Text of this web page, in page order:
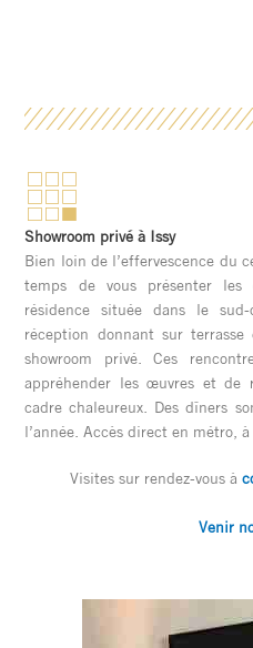
Showroom privé à Issy
Bien loin de l’effervescence du
temps de vous présenter
résidence située dans le
réception donnant sur terrasse
showroom privé. Ces
appréhender les œuvres et de
cadre chaleureux. Des dîners
l’année. Accès direct en métro,
Visites sur rendez-vous à
Venir